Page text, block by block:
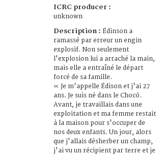
ICRC producer :
unknown
Description : Édinson a
ramassé par erreur un engin
explosif. Non seulement
l'explosion lui a arraché la main,
mais elle a entraîné le départ
forcé de sa famille.
« Je m'appelle Édison et j'ai 27
ans. Je suis né dans le Chocó.
Avant, je travaillais dans une
exploitation et ma femme restait
à la maison pour s'occuper de
nos deux enfants. Un jour, alors
que j'allais désherber un champ,
j'ai vu un récipient par terre et je